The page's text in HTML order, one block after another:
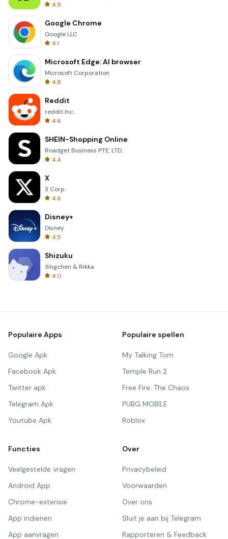
4.9
Google Chrome
Google LLC
4.1
Microsoft Edge: AI browser
Microsoft Corporation
4.8
Reddit
reddit Inc.
4.6
SHEIN-Shopping Online
Roadget Business PTE. LTD.
4.4
X
X Corp.
4.6
Disney+
Disney
4.5
Shizuku
Xingchen & Rikka
4.0
Populaire Apps
Google Apk
Facebook Apk
Twitter apk
Telegram Apk
Youtube Apk
Populaire spellen
My Talking Tom
Temple Run 2
Free Fire: The Chaos
PUBG MOBILE
Roblox
Functies
Veelgestelde vragen
Android App
Chrome-extensie
App indienen
App aanvragen
Over
Privacybeleid
Voorwaarden
Over ons
Sluit je aan bij Telegram
Rapporteren & Feedback